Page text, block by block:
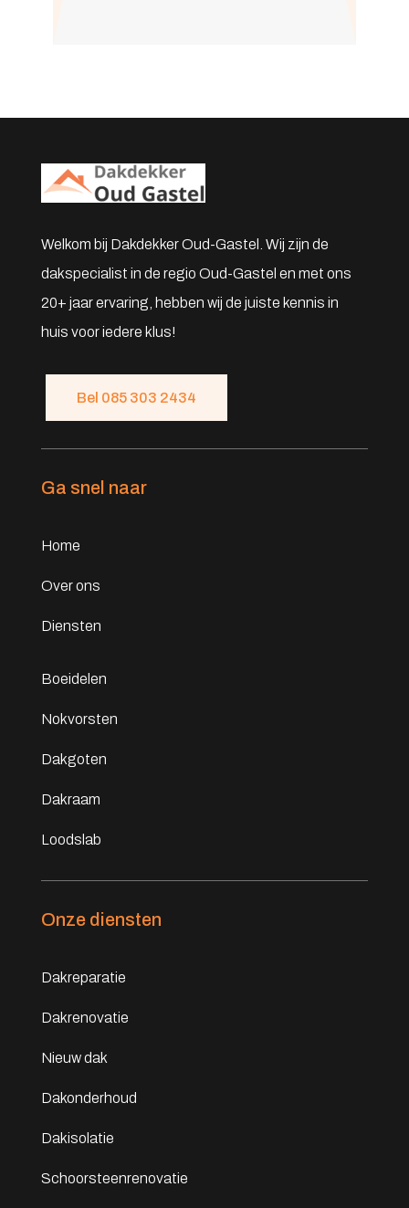
Welkom bij Dakdekker Oud-Gastel. Wij zijn de
dakspecialist in de regio Oud-Gastel en met ons
20+ jaar ervaring, hebben wij de juiste kennis in
huis voor iedere klus!
Bel 085 303 2434
Ga snel naar
Home
Over ons
Diensten
Boeidelen
Nokvorsten
Dakgoten
Dakraam
Loodslab
Onze diensten
Dakreparatie
Dakrenovatie
Nieuw dak
Dakonderhoud
Dakisolatie
Schoorsteenrenovatie